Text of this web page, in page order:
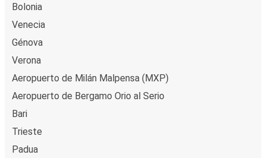
Bolonia
Venecia
Génova
Verona
Aeropuerto de Milán Malpensa (MXP)
Aeropuerto de Bergamo Orio al Serio
Bari
Trieste
Padua